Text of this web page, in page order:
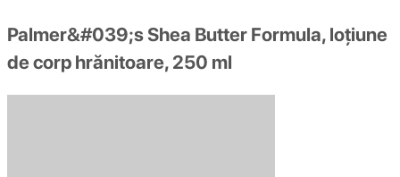
Palmer&#039;s Shea Butter Formula, loțiune
de corp hrănitoare, 250 ml